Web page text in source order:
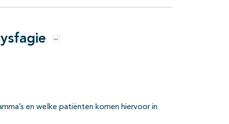
Opties
en welke patiënten komen hiervoor in